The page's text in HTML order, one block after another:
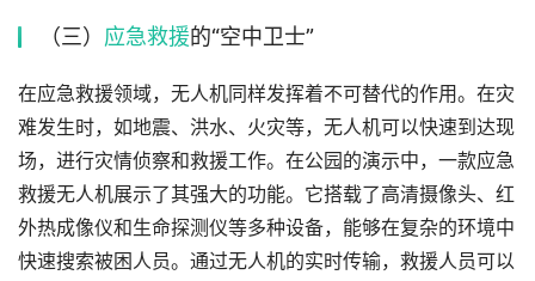
（三） 应急救援的“空中卫士”
在应急救援领域，无人机同样发挥着不可替代的作用。在灾
难发生时，如地震、洪水、火灾等，无人机可以快速到达现
场，进行灾情侦察和救援工作。在公园的演示中，一款应急
救援无人机展示了其强大的功能。它搭载了高清摄像头、红
外热成像仪和生命探测仪等多种设备，能够在复杂的环境中
快速搜索被困人员。通过无人机的实时传输，救援人员可以